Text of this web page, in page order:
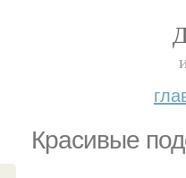
Красивые